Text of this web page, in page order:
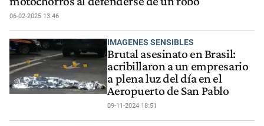
06-02-2025 13:46
IMAGENES SENSIBLES
Brutal asesinato en Brasil:
acribillaron a un empresario
a plena luz del día en el
Aeropuerto de San Pablo
09-11-2024 18:51